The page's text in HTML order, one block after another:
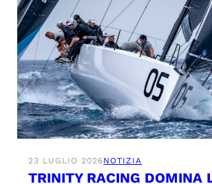
23 LUGLIO 2026NOTIZIA
TRINITY RACING DOMINA